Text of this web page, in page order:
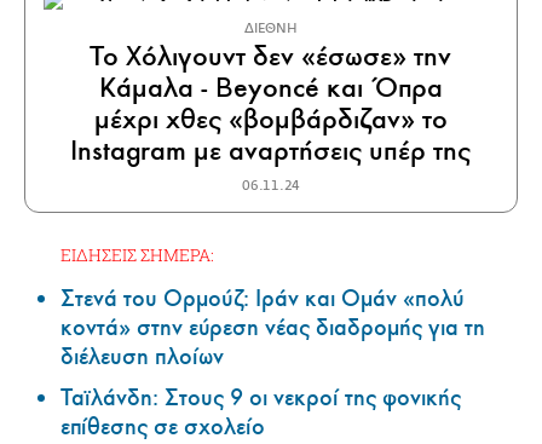
ΔΙΕΘΝΗ
Το Χόλιγουντ δεν «έσωσε» την
Κάμαλα - Beyoncé και Όπρα
μέχρι χθες «βομβάρδιζαν» το
Instagram με αναρτήσεις υπέρ της
06.11.24
ΕΙΔΗΣΕΙΣ ΣΗΜΕΡΑ:
Στενά του Ορμούζ: Ιράν και Ομάν «πολύ
κοντά» στην εύρεση νέας διαδρομής για τη
διέλευση πλοίων
Ταϊλάνδη: Στους 9 οι νεκροί της φονικής
επίθεσης σε σχολείο